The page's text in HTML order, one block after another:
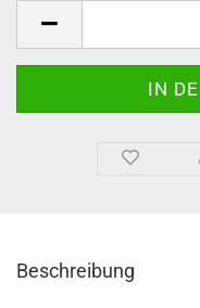
Beschreibung